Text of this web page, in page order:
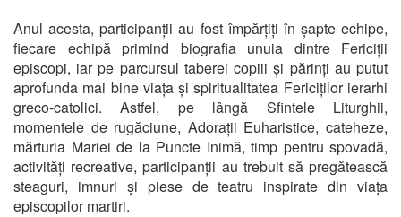
Anul acesta, participanții au fost împărțiți în șapte echipe,
fiecare echipă primind biografia unuia dintre Fericiții
episcopi, iar pe parcursul taberei copiii și părinți au putut
aprofunda mai bine viața și spiritualitatea Fericiților ierarhi
greco-catolici. Astfel, pe lângă Sfintele Liturghii,
momentele de rugăciune, Adorații Euharistice, cateheze,
mărturia Mariei de la Puncte Inimă, timp pentru spovadă,
activități recreative, participanții au trebuit să pregătească
steaguri, imnuri și piese de teatru inspirate din viața
episcopilor martiri.